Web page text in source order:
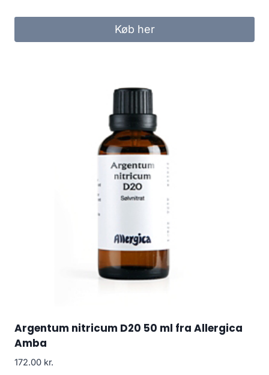
Køb her
Argentum nitricum D20 50 ml fra Allergica
Amba
172.00 kr.